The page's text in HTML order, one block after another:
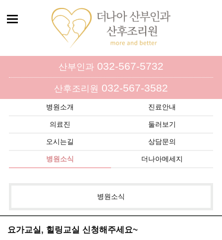
산부인과 032-567-5732
산후조리원 032-567-3582
병원소개 진료안내
의료진 둘러보기
오시는길 상담문의
병원소식 더나아메세지
병원소식
요가교실, 힐링교실 신청해주세요~